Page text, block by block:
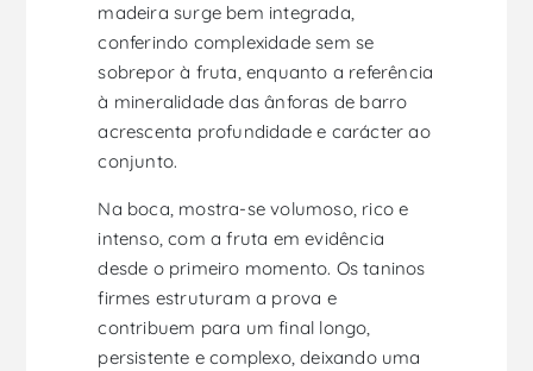
madeira surge bem integrada,
conferindo complexidade sem se
sobrepor à fruta, enquanto a referência
à mineralidade das ânforas de barro
acrescenta profundidade e carácter ao
conjunto.
Na boca, mostra-se volumoso, rico e
intenso, com a fruta em evidência
desde o primeiro momento. Os taninos
firmes estruturam a prova e
contribuem para um final longo,
persistente e complexo, deixando uma